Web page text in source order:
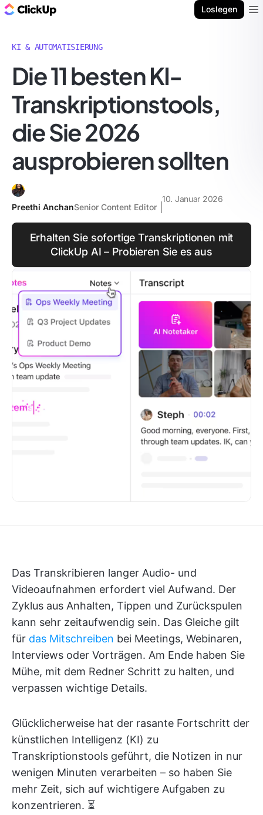
Loslegen
KI & AUTOMATISIERUNG
Die 11 besten KI-
Transkriptionstools,
die Sie 2026
ausprobieren sollten
Preethi AnchanSenior Content Editor
10. Januar 2026
Erhalten Sie sofortige Transkriptionen mit
ClickUp AI – Probieren Sie es aus
Das Transkribieren langer Audio- und
Videoaufnahmen erfordert viel Aufwand. Der
Zyklus aus Anhalten, Tippen und Zurückspulen
kann sehr zeitaufwendig sein. Das Gleiche gilt
für das Mitschreiben bei Meetings, Webinaren,
Interviews oder Vorträgen. Am Ende haben Sie
Mühe, mit dem Redner Schritt zu halten, und
verpassen wichtige Details.
Glücklicherweise hat der rasante Fortschritt der
künstlichen Intelligenz (KI) zu
Transkriptionstools geführt, die Notizen in nur
wenigen Minuten verarbeiten – so haben Sie
mehr Zeit, sich auf wichtigere Aufgaben zu
konzentrieren. ⏳